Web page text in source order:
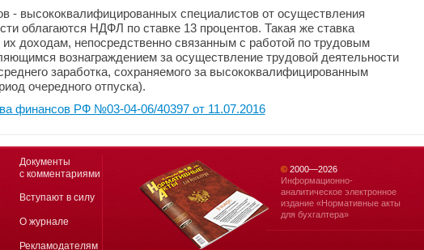
- высококвалифицированных специалистов от осуществления
облагаются НДФЛ по ставке 13 процентов. Такая же ставка
доходам, непосредственно связанным с работой по трудовым
вознаграждением за осуществление трудовой деятельности
заработка, сохраняемого за высококвалифицированным
очередного отпуска).
финансов РФ №03-04-06/40397 от 11.07.2016
Документы
с комментариями
Вступают в силу
О журнале
Рекламодателям
©2000—2026
Информационно-
аналитическое электронное
издание «Нормативные акты
для бухгалтера»